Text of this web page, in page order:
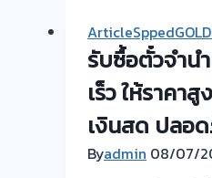
รับซื้อตั๋วจำน
เร็ว ให้ราคา
เงินสด ปลอ
Byadmin 08/07/